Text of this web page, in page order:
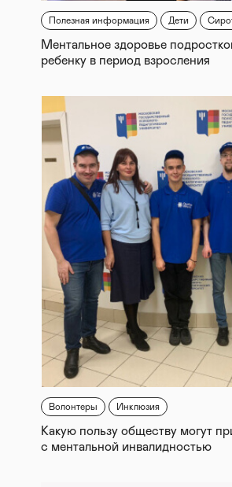
Полезная информация Дети
Ментальное здоровье
ребенку в период взросления
Волонтеры Инклюзия
Какую пользу обществу могут
с ментальной инвалидностью